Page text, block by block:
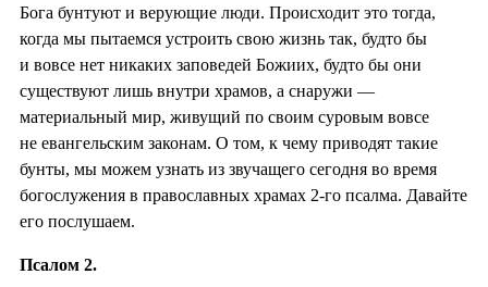
Бога бунтуют и верующие люди. Происходит это тогда,
когда мы пытаемся устроить свою жизнь так, будто бы
и вовсе нет никаких заповедей Божиих, будто бы они
существуют лишь внутри храмов, а снаружи —
материальный мир, живущий по своим суровым вовсе
не евангельским законам. О том, к чему приводят такие
бунты, мы можем узнать из звучащего сегодня во время
богослужения в православных храмах 2-го псалма. Давайте
его послушаем.
Псалом 2.